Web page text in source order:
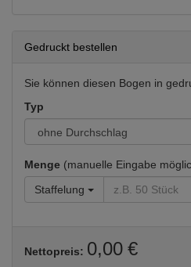
Gedruckt bestellen
Sie können diesen Bogen in
Typ
Menge (manuelle Eingabe
Staffelung
Nettopreis: 0,00 €